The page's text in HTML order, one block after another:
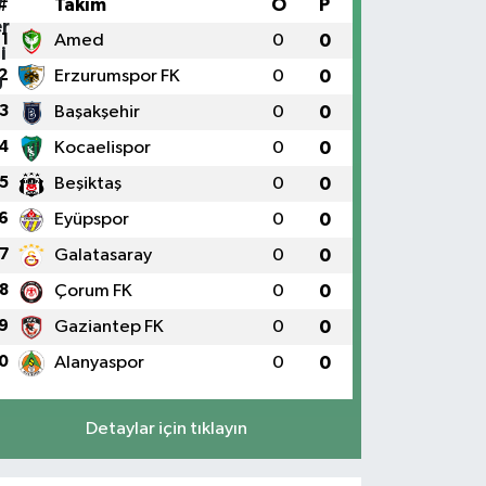
Takım O P
1 Amed 0 0
Erzurumspor FK 0 0
3 Başakşehir 0 0
Kocaelispor 0 0
5 Beşiktaş 0 0
Eyüpspor 0 0
7 Galatasaray 0 0
8 Çorum FK 0 0
Gaziantep FK 0 0
Alanyaspor 0 0
Detaylar için tıklayın